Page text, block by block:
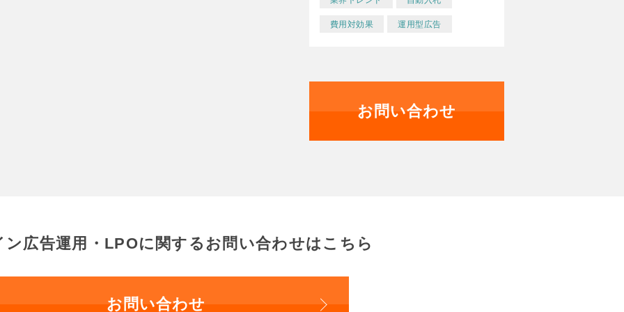
費用対効果 運用型広告
お問い合わせ
ン広告運用・LPOに関する お問い合わせはこちら
お問い合わせ